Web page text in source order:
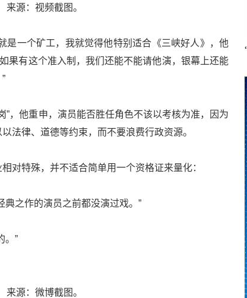
来源：视频截图。
是一个矿工，我就觉得他特别适合《三峡好人》，他
果有这个准入制，我们还能不能请他演，银幕上还能
”，他重申，演员能否胜任角色不该以考核为准，因为
法律、道德等约束，而不要浪费行政资源。
对特殊，并不适合简单用一个资格证来量化：
典之作的演员之前都没演过戏。”
。”
来源：微博截图。